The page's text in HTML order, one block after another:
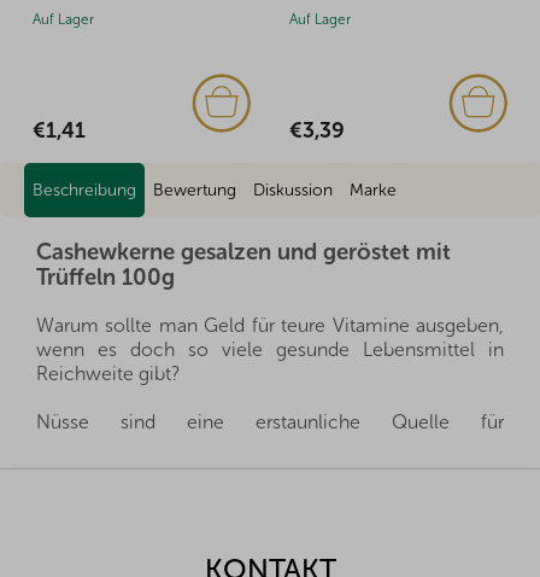
Auf Lager
€1,41
Auf Lager
€3,39
Beschreibung Bewertung Diskussion Marke
Cashewkerne gesalzen und geröstet mit
Trüffeln 100g
Warum sollte man Geld für teure Vitamine ausgeben,
wenn es doch so viele gesunde Lebensmittel in
Reichweite gibt?
Nüsse sind eine erstaunliche Quelle für
griffbereit haben kann, und gleichzeitig sättigen sie
KONTAKT